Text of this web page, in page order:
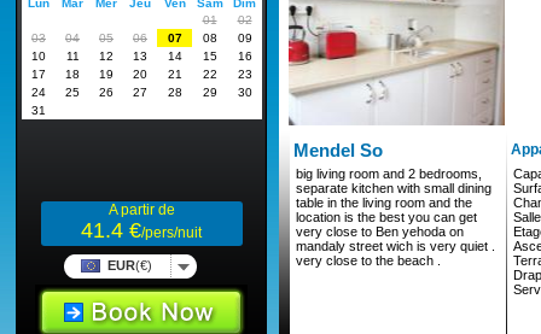
A partir de
41.4 €/pers/nuit
EUR(€)
Mendel So
big living room and 2 bedrooms,
separate kitchen with small dining
table in the living room and the
location is the best you can get
very close to Ben yehoda on
mandaly street wich is very quiet .
very close to the beach .